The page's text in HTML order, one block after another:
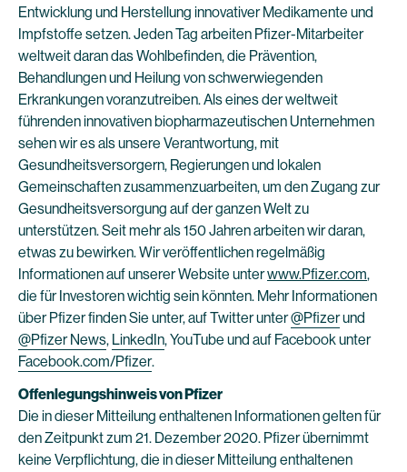
Entwicklung und Herstellung innovativer Medikamente und
Impfstoffe setzen. Jeden Tag arbeiten Pfizer-Mitarbeiter
weltweit daran das Wohlbefinden, die Prävention,
Behandlungen und Heilung von schwerwiegenden
Erkrankungen voranzutreiben. Als eines der weltweit
führenden innovativen biopharmazeutischen Unternehmen
sehen wir es als unsere Verantwortung, mit
Gesundheitsversorgern, Regierungen und lokalen
Gemeinschaften zusammenzuarbeiten, um den Zugang zur
Gesundheitsversorgung auf der ganzen Welt zu
unterstützen. Seit mehr als 150 Jahren arbeiten wir daran,
etwas zu bewirken. Wir veröffentlichen regelmäßig
Informationen auf unserer Website unterwww.Pfizer.com,
die für Investoren wichtig sein könnten. Mehr Informationen
über Pfizer finden Sie unter, auf Twitter unter@Pfizerund
@Pfizer News, LinkedIn, YouTube und auf Facebook unter
Facebook.com/Pfizer.
Offenlegungshinweis von Pfizer
Die in dieser Mitteilung enthaltenen Informationen gelten für
den Zeitpunkt zum 21. Dezember 2020. Pfizer übernimmt
keine Verpflichtung, die in dieser Mitteilung enthaltenen